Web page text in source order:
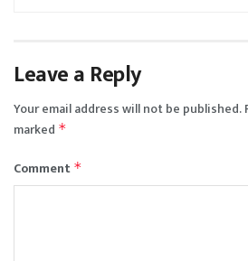
Leave a Reply
Your email address will not be published.
marked *
Comment *